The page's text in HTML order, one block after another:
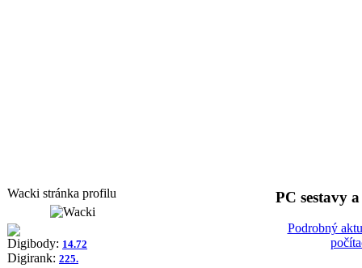
Wacki stránka profilu
Digibody: 14.72
Digirank: 225.
PC sestavy
Podrobný